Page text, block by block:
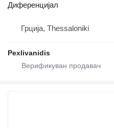
Диференцијал
Грција, Thessaloniki
Pexlivanidis